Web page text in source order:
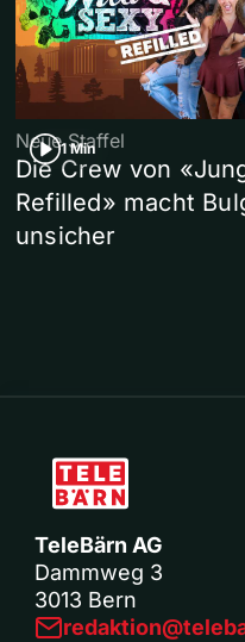
1 Min
Neue Staffel
Die Crew von
Refilled» macht
unsicher
TeleBärn AG
Dammweg 3
3013 Bern